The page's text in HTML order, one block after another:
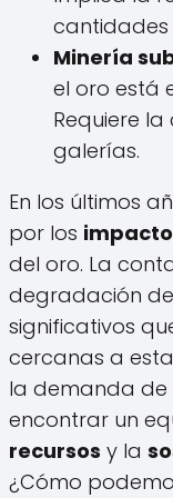
cantidades
Minería
el oro está
Requiere
galerías.
En los últimos
por los
del oro. La
degradación
significativos
cercanas a
la demanda de
encontrar un
recursos y la
¿Cómo